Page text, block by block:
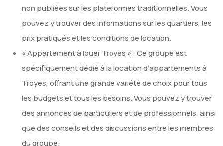
non publiées sur les plateformes traditionnelles. Vous
pouvez y trouver des informations sur les quartiers, les
prix pratiqués et les conditions de location.
« Appartement à louer Troyes » : Ce groupe est
spécifiquement dédié à la location d’appartements à
Troyes, offrant une grande variété de choix pour tous
les budgets et tous les besoins. Vous pouvez y trouver
des annonces de particuliers et de professionnels, ainsi
que des conseils et des discussions entre les membres
du groupe.